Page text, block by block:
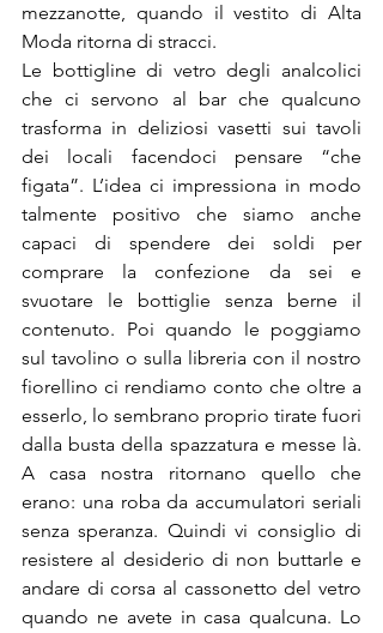
mezzanotte, quando il vestito di Alta
Moda ritorna di stracci.
Le bottigline di vetro degli analcolici
che ci servono al bar che qualcuno
trasforma in deliziosi vasetti sui tavoli
dei locali facendoci pensare “che
figata”. L’idea ci impressiona in modo
talmente positivo che siamo anche
capaci di spendere dei soldi per
comprare la confezione da sei e
svuotare le bottiglie senza berne il
contenuto. Poi quando le poggiamo
sul tavolino o sulla libreria con il nostro
fiorellino ci rendiamo conto che oltre a
esserlo, lo sembrano proprio tirate fuori
dalla busta della spazzatura e messe là.
A casa nostra ritornano quello che
erano: una roba da accumulatori seriali
senza speranza. Quindi vi consiglio di
resistere al desiderio di non buttarle e
andare di corsa al cassonetto del vetro
quando ne avete in casa qualcuna. Lo